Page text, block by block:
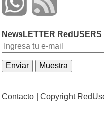
NewsLETTER
Contacto | Copyright